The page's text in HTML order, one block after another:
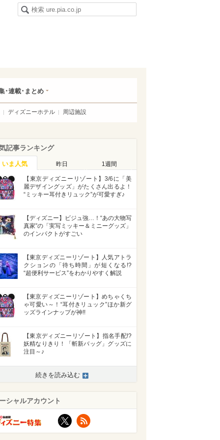
･連載･まとめ
ディズニーホテル 周辺施設
記事ランキング
いま人気 昨日 1週間
【東京ディズニーリゾート】3/6に「美
麗デザイングッズ」がたくさん出るよ！
“ミッキー耳付きリュック”が可愛すぎ♪
【ディズニー】ビジュ強…！“あの大物写
真家”の「実写ミッキー＆ミニーグッズ」
のインパクトがすごい
【東京ディズニーリゾート】人気アトラ
クションの「待ち時間」が短くなる!?
“超便利サービス”をわかりやすく解説
【東京ディズニーリゾート】めちゃくち
ゃ可愛い～！“耳付きリュック”ほか新グ
ッズラインナップが神!!
【東京ディズニーリゾート】指名手配!?
妖精なりきり！「斬新バッグ」グッズに
注目～♪
続きを読み込む
シャルアカウント
X